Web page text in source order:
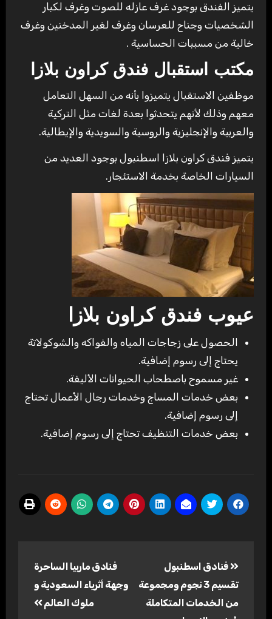
يتميز الفندق بوجود غرف عازله للصوت وغرف لكبار
الشخصيات وجناح للعرسان وغرف لغير المدخنين وغرف
خالية من مسببات الحساسية .
مكتب استقبال فندق كراون بلازا
موظفين الاستقبال يتميزوا بأنه من السهل التعامل
معهم وذلك لأنهم يتحدثوا بعدة لغات مثل التركية
والعربية والإنجليزية والروسية والسويدية والإيطالية.
يتميز فندق كراون بلازا اسطنبول بوجود العديد من
السيارات الخاصة بخدمة الاستئجار.
عيوب فندق كراون بلازا
الحصول على زجاجات المياه والفواكه والشوكولاتة
يحتاج إلى رسوم إضافية.
غير مسموح باصطحاب الحيوانات الأليفة.
بعض خدمات المساج وخدمات رجال الأعمال تحتاج
إلى رسوم إضافية.
بعض خدمات التنظيف تحتاج إلى رسوم إضافية.
المقالات
فنادق اسطنبول
تقسيم 3 نجوم ومجموعة
من الخدمات المتكاملة
فنادق ماربيا الساحرة
وجهة أثرياء السعودية و
ملوك العالم